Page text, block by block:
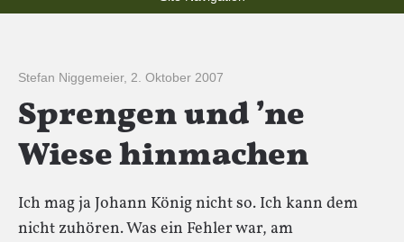
Stefan Niggemeier, 2. Oktober 2007
Sprengen und ’ne
Wiese hinmachen
Ich mag ja Johann König nicht so. Ich kann dem
nicht zuhören. Was ein Fehler war, am